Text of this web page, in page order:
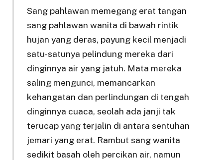
Sang pahlawan memegang erat tangan
sang pahlawan wanita di bawah rintik
hujan yang deras, payung kecil menjadi
satu-satunya pelindung mereka dari
dinginnya air yang jatuh. Mata mereka
saling mengunci, memancarkan
kehangatan dan perlindungan di tengah
dinginnya cuaca, seolah ada janji tak
terucap yang terjalin di antara sentuhan
jemari yang erat. Rambut sang wanita
sedikit basah oleh percikan air, namun